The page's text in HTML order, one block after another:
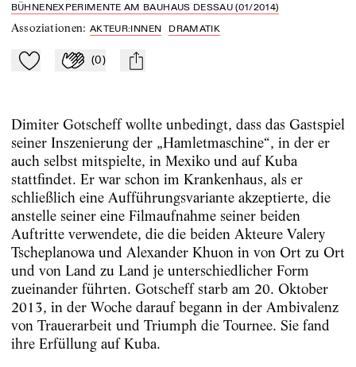
BÜHNENEXPERIMENTE AM BAUHAUS DESSAU (01/2014)
Assoziationen:AKTEUR:INNEN DRAMATIK
Zu Mein-TdZ hinzufügen
Applaudieren
(0) mail
Dimiter Gotscheff wollte unbedingt, dass das Gastspiel
seiner Inszenierung der „Hamletmaschine“, in der er
auch selbst mitspielte, in Mexiko und auf Kuba
stattfindet. Er war schon im Krankenhaus, als er
schließlich eine Aufführungsvariante akzeptierte, die
anstelle seiner eine Filmaufnahme seiner beiden
Auftritte verwendete, die die beiden Akteure Valery
Tscheplanowa und Alexander Khuon in von Ort zu Ort
und von Land zu Land je unterschiedlicher Form
zueinander führten. Gotscheff starb am 20. Oktober
2013, in der Woche darauf begann in der Ambivalenz
von Trauerarbeit und Triumph die Tournee. Sie fand
ihre Erfüllung auf Kuba.